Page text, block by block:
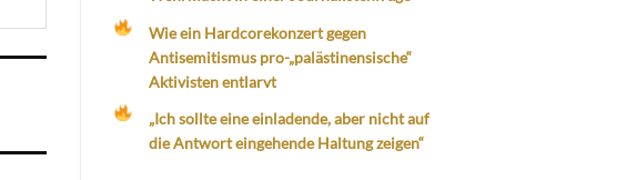
Wie ein Hardcorekonzert gegen
Antisemitismus pro-„palästinensische“
Aktivisten entlarvt
„Ich sollte eine einladende, aber nicht auf
die Antwort eingehende Haltung zeigen“